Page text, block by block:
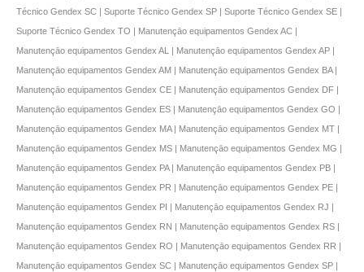
Técnico Gendex SC | Suporte Técnico Gendex SP | Suporte Técnico Gendex SE |
Suporte Técnico Gendex TO | Manutençāo equipamentos Gendex AC |
Manutençāo equipamentos Gendex AL | Manutençāo equipamentos Gendex AP |
Manutençāo equipamentos Gendex AM | Manutençāo equipamentos Gendex BA |
Manutençāo equipamentos Gendex CE | Manutençāo equipamentos Gendex DF |
Manutençāo equipamentos Gendex ES | Manutençāo equipamentos Gendex GO |
Manutençāo equipamentos Gendex MA | Manutençāo equipamentos Gendex MT |
Manutençāo equipamentos Gendex MS | Manutençāo equipamentos Gendex MG |
Manutençāo equipamentos Gendex PA | Manutençāo equipamentos Gendex PB |
Manutençāo equipamentos Gendex PR | Manutençāo equipamentos Gendex PE |
Manutençāo equipamentos Gendex PI | Manutençāo equipamentos Gendex RJ |
Manutençāo equipamentos Gendex RN | Manutençāo equipamentos Gendex RS |
Manutençāo equipamentos Gendex RO | Manutençāo equipamentos Gendex RR |
Manutençāo equipamentos Gendex SC | Manutençāo equipamentos Gendex SP |